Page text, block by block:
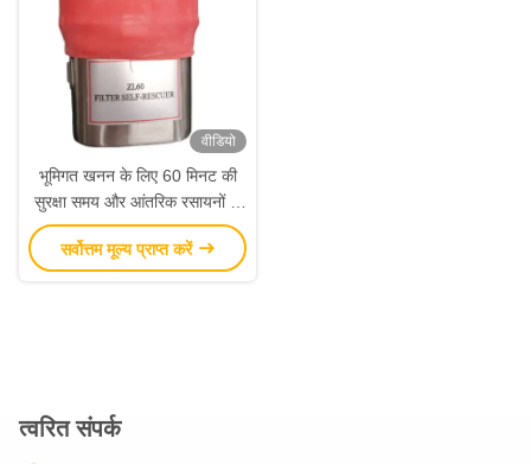
वीडियो
भूमिगत खनन के लिए 60 मिनट की
सुरक्षा समय और आंतरिक रसायनों के
साथ छोटा आकार ZL60 सेल्फ-
रेस्क्यूअर रेस्पिरेटर
सर्वोत्तम मूल्य प्राप्त करें
त्वरित संपर्क